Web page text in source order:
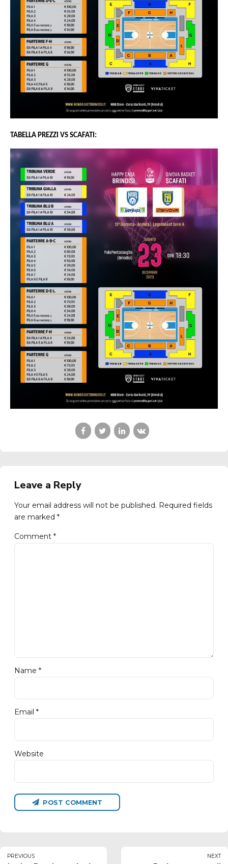
TABELLA PREZZI VS SCAFATI:
Leave a Reply
Your email address will not be published. Required fields
are marked *
Comment *
Name *
Email *
Website
POST COMMENT
PREVIOUS NEXT